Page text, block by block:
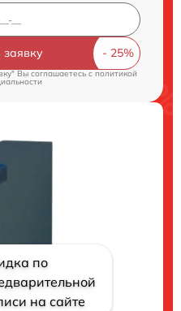
заявку
Вы соглашаетесь c политикой
по
на сайте